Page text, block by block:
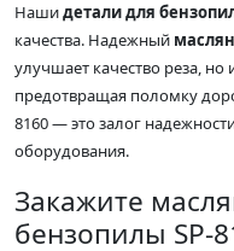
Нашидетали для
качества. Надежный
улучшает качество реза,
предотвращая поломку
8160 — это залог
оборудования.
Закажите
бензопилы SP-